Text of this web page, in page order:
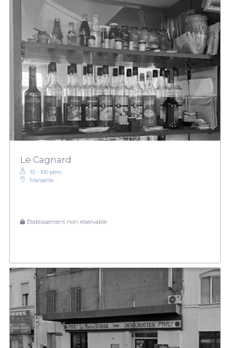
Le Cagnard
10 - 100 pers.
Marseille
Établissement non réservable